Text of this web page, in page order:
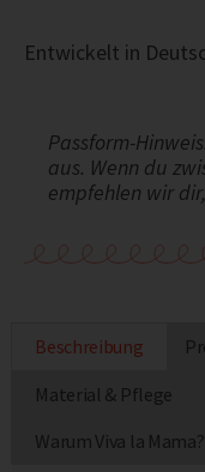
Entwickelt in
Passform-
aus. Wenn du
empfehlen wir
Beschreibung
Material & Pflege
Warum Viva la Mama?